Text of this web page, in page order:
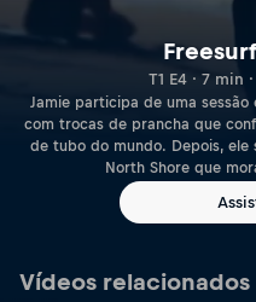
T1 E4 · 7 min
Jamie participa de uma sessão
com trocas de prancha que
de tubo do mundo. Depois, ele se encontra com Albert, um local de
North Shore que
Vídeos relacionados